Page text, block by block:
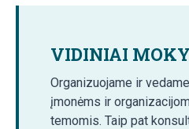
VIDINIAI
Organizuojame ir
įmonėms ir
temomis. Taip pat